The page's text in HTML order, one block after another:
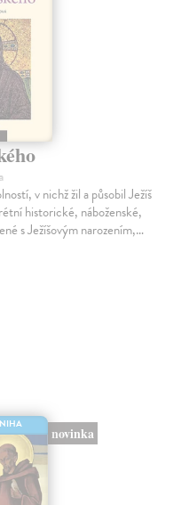
v nichž žil a působil Ježíš
historické, náboženské,
s Ježíšovým narozením,…
novinka